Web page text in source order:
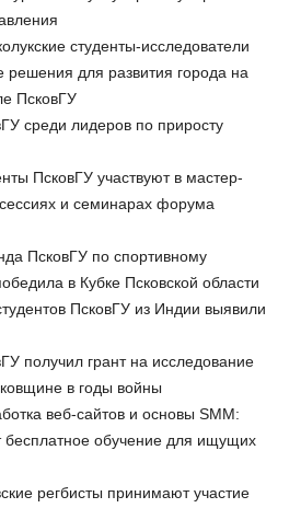
студенты-исследователи
для развития города на
ПсковГУ
среди лидеров по приросту
ПсковГУ участвуют в мастер-
и семинарах форума
ПсковГУ по спортивному
в Кубке Псковской области
ПсковГУ из Индии выявили
получил грант на исследование
в годы войны
веб-сайтов и основы SMM:
бесплатное обучение для ищущих
регбисты принимают участие